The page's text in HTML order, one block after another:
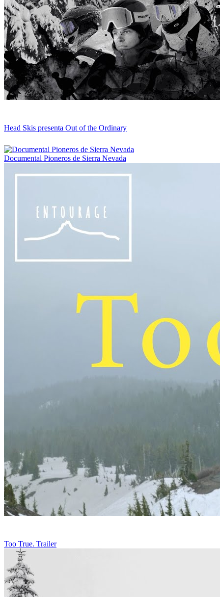
Head Skis presenta Out of the Ordinary
Documental Pioneros de Sierra Nevada
Too True. Trailer